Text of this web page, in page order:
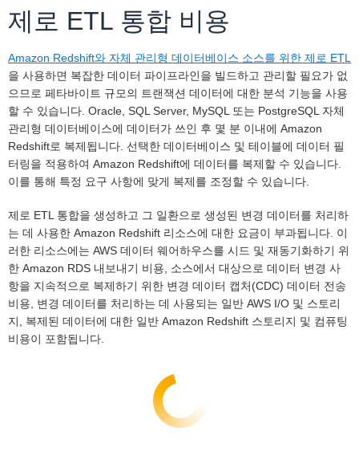
제로 ETL 통합 비용
Amazon Redshift와 자체 관리형 데이터베이스 소스를 위한 제로 ETL
을 사용하면 복잡한 데이터 파이프라인을 빌드하고 관리할 필요가 없
으므로 페타바이트 규모의 트랜잭션 데이터에 대한 분석 기능을 사용
할 수 있습니다. Oracle, SQL Server, MySQL 또는 PostgreSQL 자체
관리형 데이터베이스에 데이터가 쓰인 후 몇 분 이내에 Amazon
Redshift로 복제됩니다. 선택한 데이터베이스 및 테이블에 데이터 필
터링을 적용하여 Amazon Redshift에 데이터를 복제할 수 있습니다.
이를 통해 특정 요구 사항에 맞게 복제를 조정할 수 있습니다.
제로 ETL 통합을 생성하고 그 일환으로 생성된 변경 데이터를 처리하
는 데 사용한 Amazon Redshift 리소스에 대한 요금이 부과됩니다. 이
러한 리소스에는 AWS 데이터 웨어하우스를 시드 및 재동기화하기 위
한 Amazon RDS 내보내기 비용, 소스에서 대상으로 데이터 변경 사
항을 지속적으로 복제하기 위한 변경 데이터 캡처(CDC) 데이터 전송
비용, 변경 데이터를 처리하는 데 사용되는 일반 AWS I/O 및 스토리
지, 복제된 데이터에 대한 일반 Amazon Redshift 스토리지 및 컴퓨팅
비용이 포함됩니다.